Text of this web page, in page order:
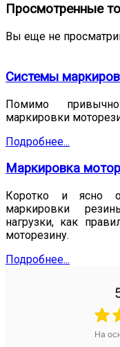
Просмотренные
Вы еще не
Системы
Помимо
маркировки
Подробнее...
Маркировка
Коротко и ясно
маркировки
нагрузки, как
моторезину.
Подробнее...
На